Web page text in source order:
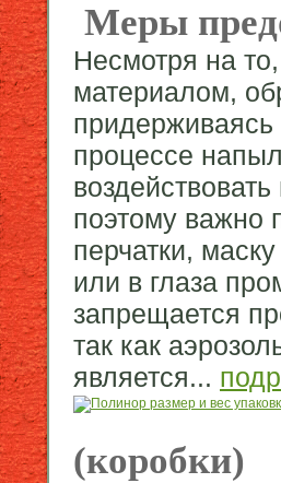
Меры
Несмотря на
материалом,
процессе
поэтому важно
перчатки,
или в глаза
запрещается
так как
является...
(коробки)